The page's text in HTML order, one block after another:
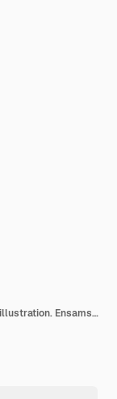
Ensamma fäder abstrakt koncept vektor illustration. Ensamstående föräldrarfamilj, faderskap, lyckligt barn, son och dotter, man som matar bär barn, hjälp i studier, bra pappa abstrakt metafor.